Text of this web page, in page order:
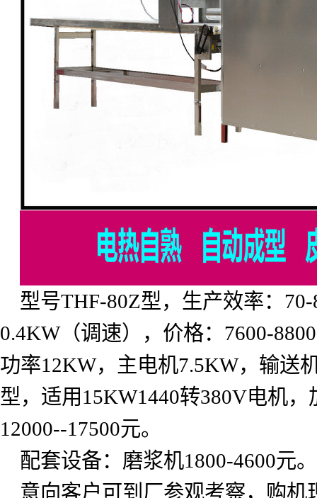
型号THF-80Z型，生产效率：
0.4KW（调速），价格： 7600-8800
功率12KW，主电机7.5KW，输送
型，适用 15KW1440转380V电机，
12000--17500元。
配套设备：磨浆机1800-4600元。
意向客户可到厂参观考察，购